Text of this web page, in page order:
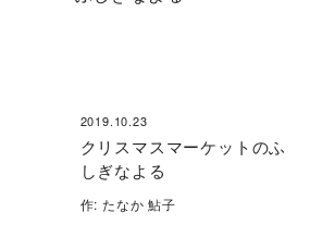
2019.10.23
クリスマスマーケットのふ
しぎなよる
作: たなか 鮎子